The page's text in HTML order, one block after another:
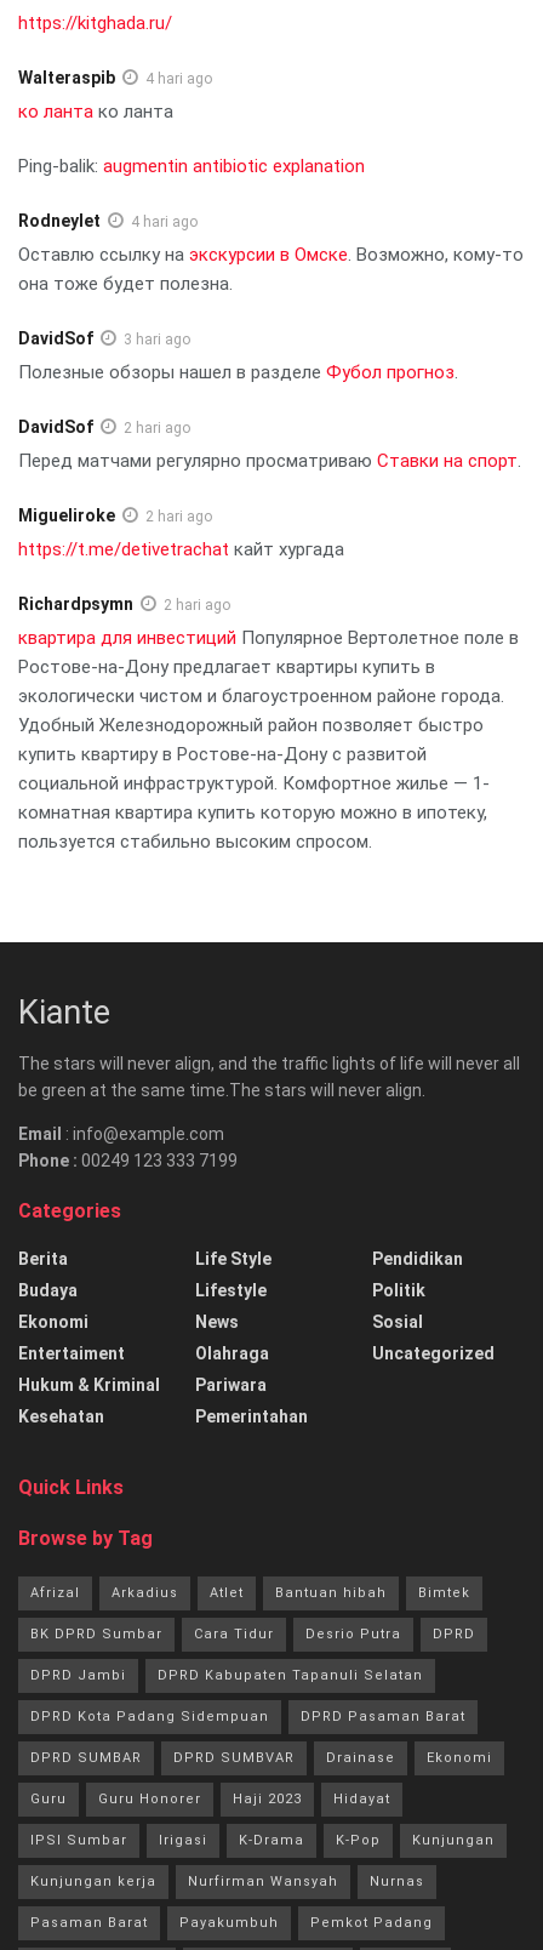
https://kitghada.ru/
Walteraspib 4 hari ago
ко ланта ко ланта
Ping-balik: augmentin antibiotic explanation
Rodneylet 4 hari ago
Оставлю ссылку на экскурсии в Омске. Возможно, кому-то
она тоже будет полезна.
DavidSof 3 hari ago
Полезные обзоры нашел в разделе Фубол прогноз.
DavidSof 2 hari ago
Перед матчами регулярно просматриваю Ставки на спорт.
Migueliroke 2 hari ago
https://t.me/detivetrachat кайт хургада
Richardpsymn 2 hari ago
квартира для инвестиций Популярное Вертолетное поле в
Ростове-на-Дону предлагает квартиры купить в
экологически чистом и благоустроенном районе города.
Удобный Железнодорожный район позволяет быстро
купить квартиру в Ростове-на-Дону с развитой
социальной инфраструктурой. Комфортное жилье — 1-
комнатная квартира купить которую можно в ипотеку,
пользуется стабильно высоким спросом.
Kiante
The stars will never align, and the traffic lights of life will never all
be green at the same time.The stars will never align.
Email : info@example.com
Phone : 00249 123 333 7199
Categories
Berita
Budaya
Ekonomi
Entertaiment
Hukum & Kriminal
Kesehatan
Life Style
Lifestyle
News
Olahraga
Pariwara
Pemerintahan
Pendidikan
Politik
Sosial
Uncategorized
Quick Links
Browse by Tag
Afrizal Arkadius Atlet Bantuan hibah Bimtek
BK DPRD Sumbar Cara Tidur Desrio Putra DPRD
DPRD Jambi DPRD Kabupaten Tapanuli Selatan
DPRD Kota Padang Sidempuan DPRD Pasaman Barat
DPRD SUMBAR DPRD SUMBVAR Drainase Ekonomi
Guru Guru Honorer Haji 2023 Hidayat
IPSI Sumbar Irigasi K-Drama K-Pop Kunjungan
Kunjungan kerja Nurfirman Wansyah Nurnas
Pasaman Barat Payakumbuh Pemkot Padang